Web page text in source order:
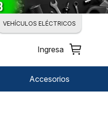
VEHÍCULOS ELÉCTRICOS
Ingresa
Accesorios